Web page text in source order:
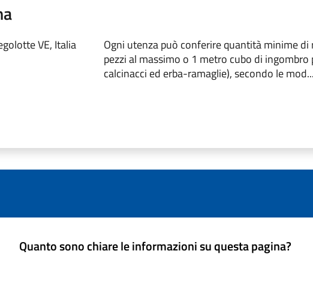
VE, Italia
Ogni utenza può conferire quantità minime
pezzi al massimo o 1 metro cubo di ingombro
calcinacci ed erba-ramaglie), secondo le mod...
Quanto sono chiare le informazioni su questa pagina?